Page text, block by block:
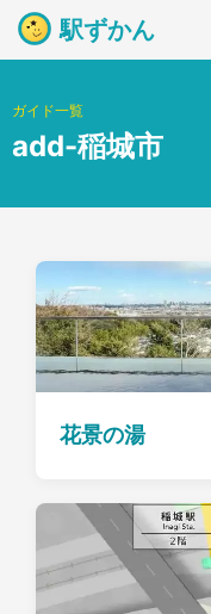
駅ずかん
ガイド一覧
add-稲城市
花景の湯